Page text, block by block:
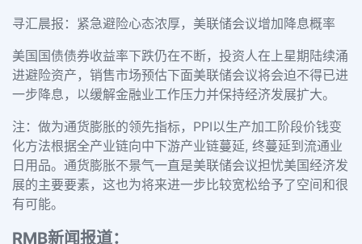
寻汇晨报：紧急避险心态浓厚，美联储会议增加降息概率
美国国债债券收益率下跌仍在不断，投资人在上星期陆续涌
进避险资产，销售市场预估下面美联储会议将会迫不得已进
一步降息，以缓解金融业工作压力并保持经济发展扩大。
注：做为通货膨胀的领先指标，PPI以生产加工阶段价钱变
化方法根据全产业链向中下游产业链蔓延, 终蔓延到流通业
日用品。通货膨胀不景气一直是美联储会议担忧美国经济发
展的主要要素，这也为将来进一步比较宽松给予了空间和很
有可能。
RMB新闻报道：